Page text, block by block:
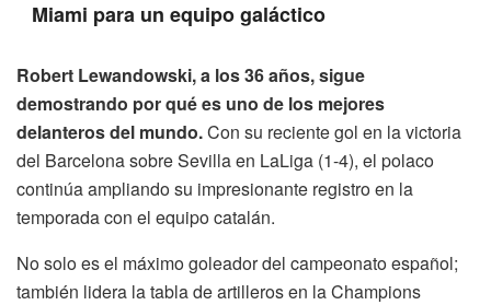
Miami para un equipo galáctico
Robert Lewandowski, a los 36 años, sigue
demostrando por qué es uno de los mejores
delanteros del mundo.Con su reciente gol en la victoria
del Barcelona sobre Sevilla en LaLiga (1-4), el polaco
continúa ampliando su impresionante registro en la
temporada con el equipo catalán.
No solo es el máximo goleador del campeonato español;
también lidera la tabla de artilleros en la Champions